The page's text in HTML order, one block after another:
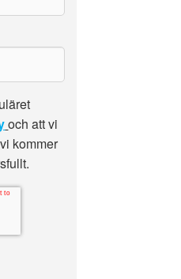
och att vi
kommer